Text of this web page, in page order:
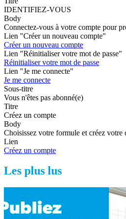
IDENTIFIEZ-VOUS
Body
Connectez-vous à votre compte pour
Lien "Créer un nouveau compte"
Créer un nouveau compte
Lien "Réinitialiser votre mot de passe"
Réinitialiser votre mot de passe
Lien "Je me connecte"
Je me connecte
Sous-titre
Vous n'êtes pas abonné(e)
Titre
Créez un compte
Body
Choisissez votre formule et créez
Lien
Créez un compte
Les plus lus